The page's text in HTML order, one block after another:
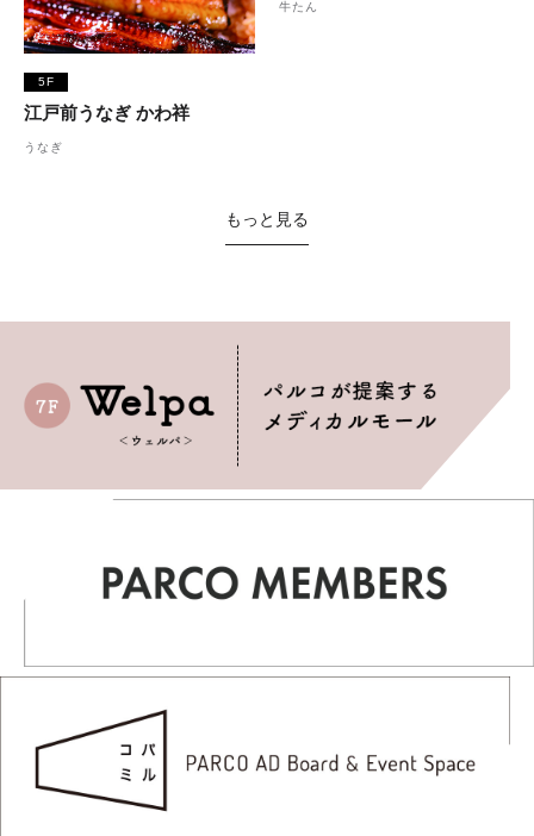
5F
江戸前うなぎ かわ祥
うなぎ
牛たん
もっと見る